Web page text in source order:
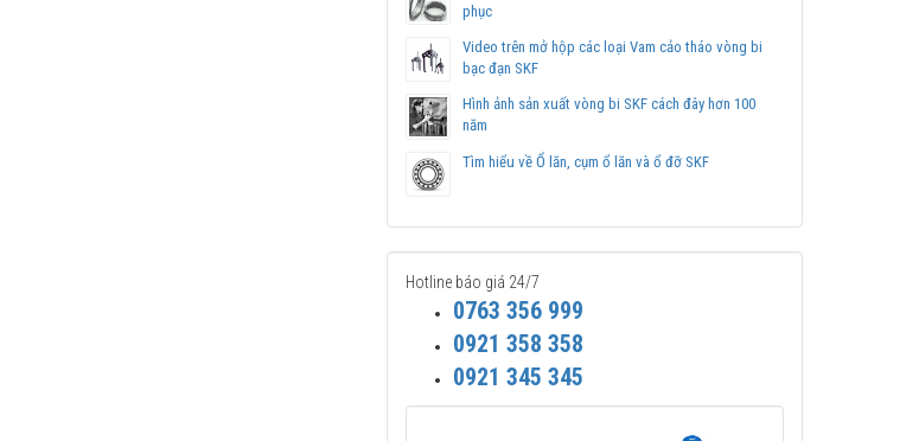
phục
Video trên mở hộp các loại Vam cảo tháo vòng bi
bạc đạn SKF
Hình ảnh sản xuất vòng bi SKF cách đây hơn 100
năm
Tìm hiểu về Ổ lăn, cụm ổ lăn và ổ đỡ SKF
Hotline báo giá 24/7
0763 356 999
0921 358 358
0921 345 345